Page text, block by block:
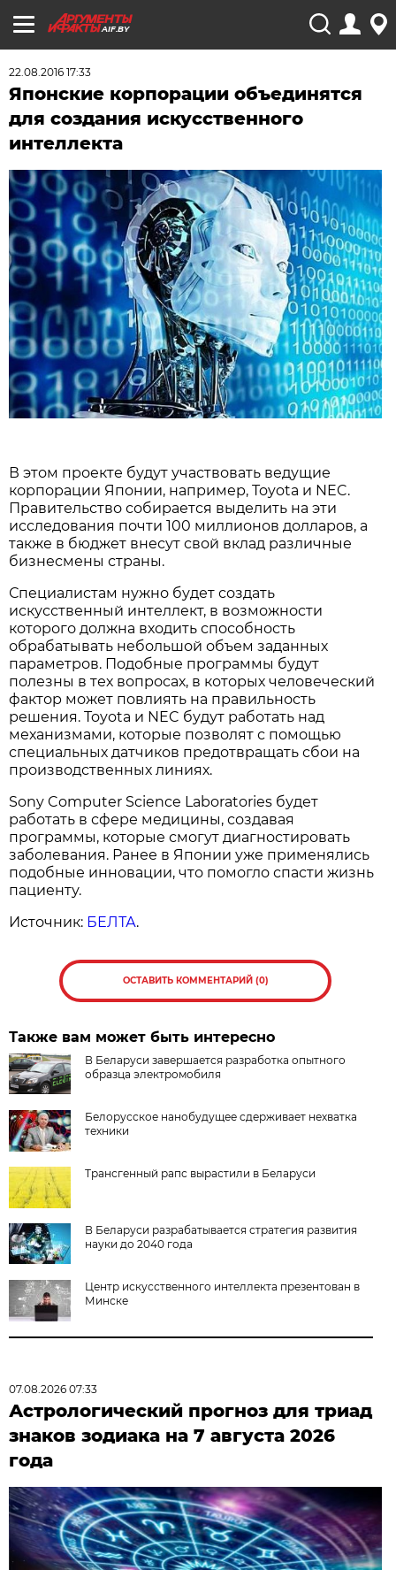
AIF.BY
22.08.2016 17:33
Японские корпорации объединятся
для создания искусственного
интеллекта
В этом проекте будут участвовать ведущие
корпорации Японии, например, Toyota и NEC.
Правительство собирается выделить на эти
исследования почти 100 миллионов долларов, а
также в бюджет внесут свой вклад различные
бизнесмены страны.
Специалистам нужно будет создать
искусственный интеллект, в возможности
которого должна входить способность
обрабатывать небольшой объем заданных
параметров. Подобные программы будут
полезны в тех вопросах, в которых человеческий
фактор может повлиять на правильность
решения. Toyota и NEC будут работать над
механизмами, которые позволят с помощью
специальных датчиков предотвращать сбои на
производственных линиях.
Sony Computer Science Laboratories будет
работать в сфере медицины, создавая
программы, которые смогут диагностировать
заболевания. Ранее в Японии уже применялись
подобные инновации, что помогло спасти жизнь
пациенту.
Источник: БЕЛТА.
ОСТАВИТЬ КОММЕНТАРИЙ (0)
Также вам может быть интересно
В Беларуси завершается разработка опытного
образца электромобиля
Белорусское нанобудущее сдерживает нехватка
техники
Трансгенный рапс вырастили в Беларуси
В Беларуси разрабатывается стратегия развития
науки до 2040 года
Центр искусственного интеллекта презентован в
Минске
07.08.2026 07:33
Астрологический прогноз для триад
знаков зодиака на 7 августа 2026
года